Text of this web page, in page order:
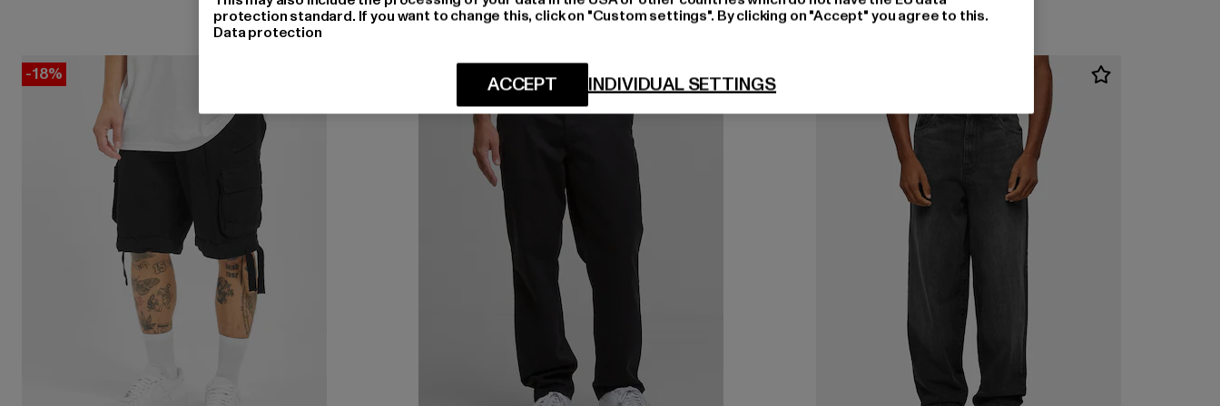
-18%
protection standard. If you want to change this, click on "Custom settings". By clicking on "Accept" you agree to this.
Data protection
INDIVIDUAL SETTINGS
ACCEPT